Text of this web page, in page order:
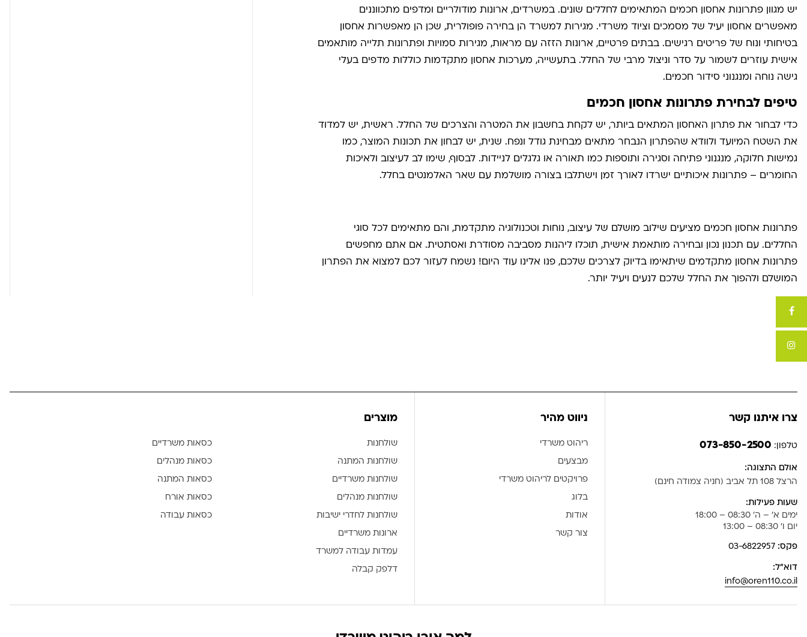
יש מגוון פתרונות אחסון חכמים המתאימים לחללים שונים. במשרדים, ארונות מודולריים ומדפים מתכווננים
מאפשרים אחסון יעיל של מסמכים וציוד משרדי. מגירות למשרד הן בחירה פופולרית, שכן הן מאפשרות אחסון
בטיחותי ונוח של פריטים רגישים. בבתים פרטיים, ארונות הזזה עם מראות, מגירות סמויות ופתרונות תלייה מותאמים
אישית עוזרים לשמור על סדר וניצול מרבי של החלל. בתעשייה, מערכות אחסון מתקדמות כוללות מדפים בעלי
גישה נוחה ומנגנוני סידור חכמים.
טיפים לבחירת פתרונות אחסון חכמים
כדי לבחור את פתרון האחסון המתאים ביותר, יש לקחת בחשבון את המטרה והצרכים של החלל. ראשית, יש למדוד
את השטח המיועד ולוודא שהפתרון הנבחר מתאים מבחינת גודל ונפח. שנית, יש לבחון את תכונות המוצר, כמו
גמישות חלוקה, מנגנוני פתיחה וסגירה ותוספות כמו תאורה או גלגלים לניידות. לבסוף, שימו לב לעיצוב ולאיכות
החומרים – פתרונות איכותיים ישרדו לאורך זמן וישתלבו בצורה מושלמת עם שאר האלמנטים בחלל.
פתרונות אחסון חכמים מציעים שילוב מושלם של עיצוב, נוחות וטכנולוגיה מתקדמת, והם מתאימים לכל סוגי
החללים. עם תכנון נכון ובחירה מותאמת אישית, תוכלו ליהנות מסביבה מסודרת ואסתטית. אם אתם מחפשים
פתרונות אחסון מתקדמים שיתאימו בדיוק לצרכים שלכם, פנו אלינו עוד היום! נשמח לעזור לכם למצוא את הפתרון
המושלם ולהפוך את החלל שלכם לנעים ויעיל יותר.
צרו איתנו קשר
טלפון: 073-850-2500
אולם התצוגה:
הרצל 108 תל אביב (חניה צמודה חינם)
שעות פעילות:
ימים א' – ה' 08:30 – 18:00
יום ו' 08:30 – 13:00
פקס: 03-6822957
דוא”ל:
info@oren110.co.il
ניווט מהיר
ריהוט משרדי
מבצעים
פרויקטים לריהוט משרדי
בלוג
אודות
צור קשר
מוצרים
שולחנות
שולחנות המתנה
שולחנות משרדיים
שולחנות מנהלים
שולחנות לחדרי ישיבות
ארונות משרדיים
עמדות עבודה למשרד
דלפק קבלה
כסאות משרדיים
כסאות מנהלים
כסאות המתנה
כסאות אורח
כסאות עבודה